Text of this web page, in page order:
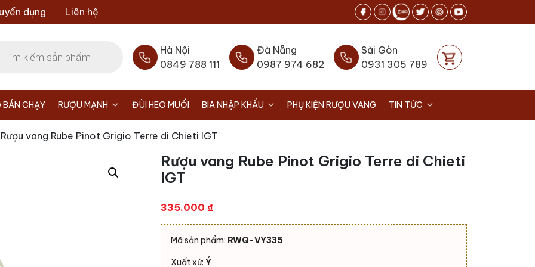
dụng Liên hệ
Hà Nội
0849 788 111
Đà Nẵng
0987 974 682
Sài Gòn
0931 305 789
BÁN CHẠY RƯỢU MẠNH ĐÙI HEO MUỐI BIA NHẬP KHẨU PHỤ KIỆN RƯỢU VANG TIN TỨC
vang Rube Pinot Grigio Terre di Chieti IGT
Rượu vang Rube Pinot Grigio Terre di Chieti
IGT
335.000 ₫
Mã sản phẩm: RWQ-VY335
Xuất xứ: Ý